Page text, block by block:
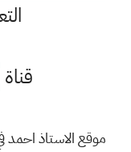
قناة
موقع الاستاذ احمد